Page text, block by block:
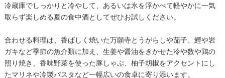
冷蔵庫でしっかりと冷やして、あるいは氷を浮かべて軽やかに一気
取らず楽しめる夏の食中酒としてぜひお試しください。
合わせる料理は、香ばしく焼いた万願寺とうがらしや茄子、鰹や岩
ガキなど季節の魚介類に加え、生姜や醤油をきかせた冷や数や鶏の
照り焼き、香味野菜を使った豚しゃぶ、柚子胡椒をアクセントにし
たマリネや冷製パスタなど一幅広いの食卓に寄り添います。